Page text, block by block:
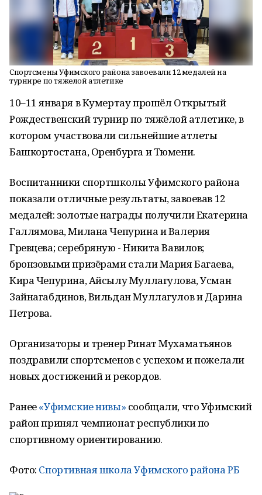
Спортсмены Уфимского района завоевали 12 медалей на
турнире по тяжелой атлетике
10–11 января в Кумертау прошёл Открытый
Рождественский турнир по тяжёлой атлетике, в
котором участвовали сильнейшие атлеты
Башкортостана, Оренбурга и Тюмени.
Воспитанники спортшколы Уфимского района
показали отличные результаты, завоевав 12
медалей: золотые награды получили Екатерина
Галлямова, Милана Чепурина и Валерия
Гревцева; серебряную - Никита Вавилов;
бронзовыми призёрами стали Мария Багаева,
Кира Чепурина, Айсылу Муллагулова, Усман
Зайнагабдинов, Вильдан Муллагулов и Дарина
Петрова.
Организаторы и тренер Ринат Мухаматьянов
поздравили спортсменов с успехом и пожелали
новых достижений и рекордов.
Ранее«Уфимские нивы» сообщали, что Уфимский
район принял чемпионат республики по
спортивному ориентированию.
Фото: Спортивная школа Уфимского района РБ